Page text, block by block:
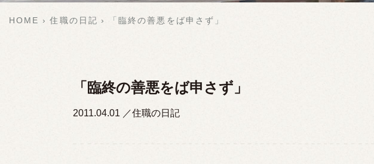
HOME 住職の日記 「臨終の善悪をば申さず」
「臨終の善悪をば申さず」
2011.04.01 住職の日記